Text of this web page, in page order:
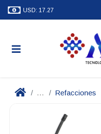
USD: 17.27
... Refacciones